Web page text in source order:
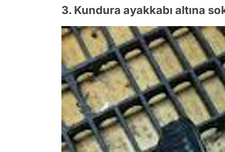
3. Kundura ayakkabı altına